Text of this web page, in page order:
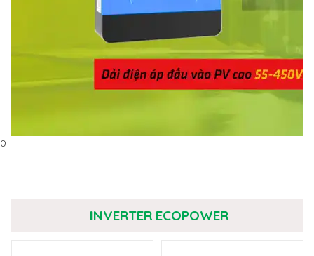
0
INVERTER ECOPOWER